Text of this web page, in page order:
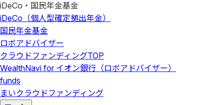
iDeCo・国民年金基金
iDeCo（個人型確定拠出年金）
国民年金基金
ロボアドバイザー
クラウドファンディングTOP
WealthNavi for イオン銀行（ロボアドバイザー）
funds
まいクラウドファンディング